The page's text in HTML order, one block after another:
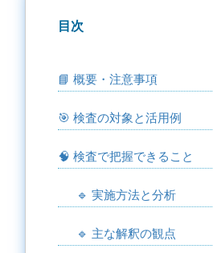
目次
📘 概要・注意事項
🎯 検査の対象と活用例
🧠 検査で把握できること
🔹 実施方法と分析
🔹 主な解釈の観点